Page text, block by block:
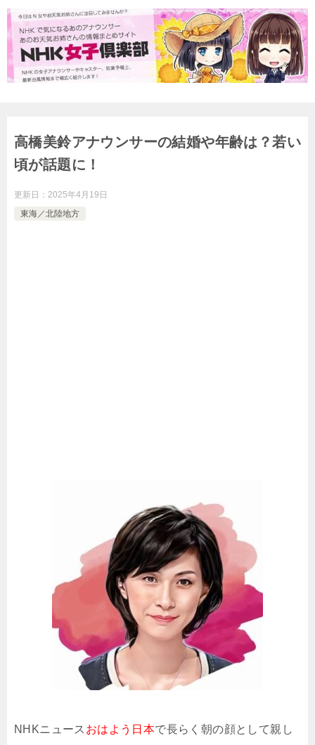
高橋美鈴アナウンサーの結婚や年齢は？若い
頃が話題に！
更新日： 2025年4月19日
東海／北陸地方
NHKニュース おはよう日本で長らく朝の顔として親し